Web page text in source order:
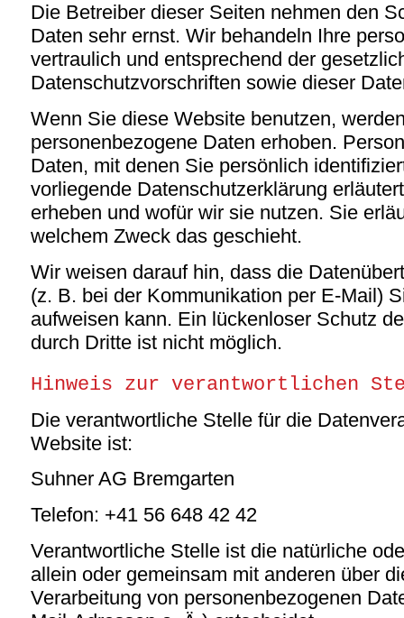
Die Betreiber dieser Seiten nehmen den
Daten sehr ernst. Wir behandeln Ihre
vertraulich und entsprechend der
Datenschutzvorschriften sowie dieser
Wenn Sie diese Website benutzen,
personenbezogene Daten erhoben.
Daten, mit denen Sie persönlich
vorliegende Datenschutzerklärung
erheben und wofür wir sie nutzen. Sie
welchem Zweck das geschieht.
Wir weisen darauf hin, dass die
(z. B. bei der Kommunikation per E-Mail)
aufweisen kann. Ein lückenloser Schutz
durch Dritte ist nicht möglich.
Hinweis zur verantwortlichen
Die verantwortliche Stelle für die
Website ist:
Suhner AG Bremgarten
Telefon: +41 56 648 42 42
Verantwortliche Stelle ist die natürliche
allein oder gemeinsam mit anderen über
Verarbeitung von personenbezogenen